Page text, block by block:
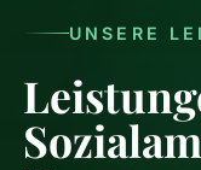
UNSERE